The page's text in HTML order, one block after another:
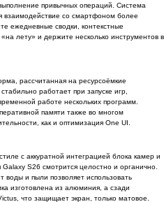
привычных операций. Система
взаимодействие со смартфоном более
ежедневные сводки, контекстные
лету» и держите несколько инструментов в
рассчитанная на ресурсоёмкие
работает при запуске игр,
работе нескольких программ.
памяти также во многом
как и оптимизация One UI.
с аккуратной интеграцией блока камер и
S26 смотрится целостно и органично.
и пыли позволяет использовать
изготовлена из алюминия, а сзади
что защищает экран, только матовое.